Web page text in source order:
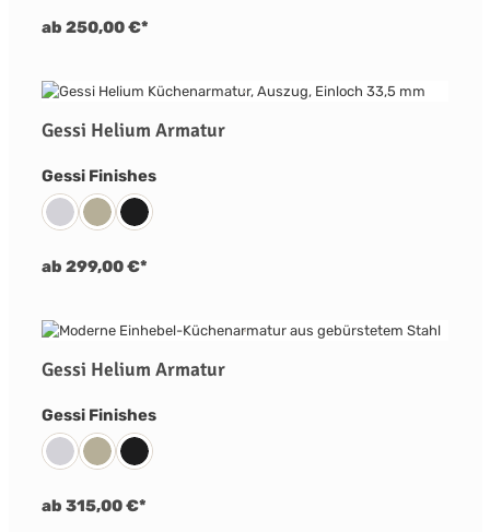
ab 250,00 €*
Gessi Helium Armatur
Gessi Finishesauswählen
031 Chrom149 Finox Nickel Gebürstet
299 Schwarz Matt
ab 299,00 €*
Gessi Helium Armatur
Gessi Finishesauswählen
031 Chrom149 Finox Nickel Gebürstet
299 Schwarz Matt
ab 315,00 €*